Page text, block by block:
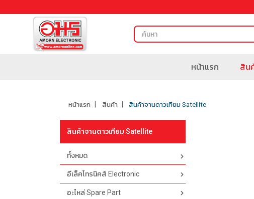
หน้าแรก สิน
หน้าแรก สินค้า สินค้าจานดาวเทียม Satellite
สินค้าจานดาวเทียม Satellite
ทั้งหมด
อีเล็คโทรนิคส์ Electronic
อะไหล่ Spare Part